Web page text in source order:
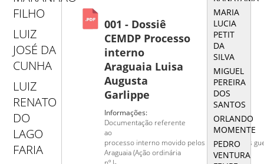
FILHO
LUIZ
JOSÉ DA
CUNHA
LUIZ
RENATO
DO
LAGO
FARIA
001 - Dossiê
CEMDP Processo
interno
Araguaia Luisa
Augusta
Garlippe
Informações:
Documentação referente
ao
processo interno movido pelos familiares dos
Araguaia (Ação ordinária
MARIA
LUCIA
PETIT
DA
SILVA
MIGUEL
PEREIRA
DOS
SANTOS
ORLANDO
MOMENTE
PEDRO
VENTURA